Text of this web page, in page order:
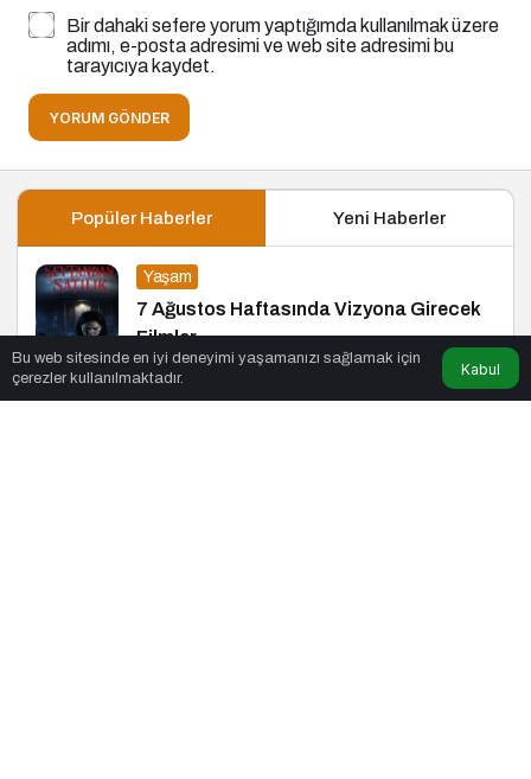
Bir dahaki sefere yorum yaptığımda kullanılmak üzere
adımı, e-posta adresimi ve web site adresimi bu
tarayıcıya kaydet.
YORUM GÖNDER
Popüler Haberler Yeni Haberler
Yaşam
7 Ağustos Haftasında Vizyona Girecek
Filmler
Siyaset
Bu web sitesinde en iyi deneyimi yaşamanızı sağlamak için
çerezler kullanılmaktadır.
Kabul